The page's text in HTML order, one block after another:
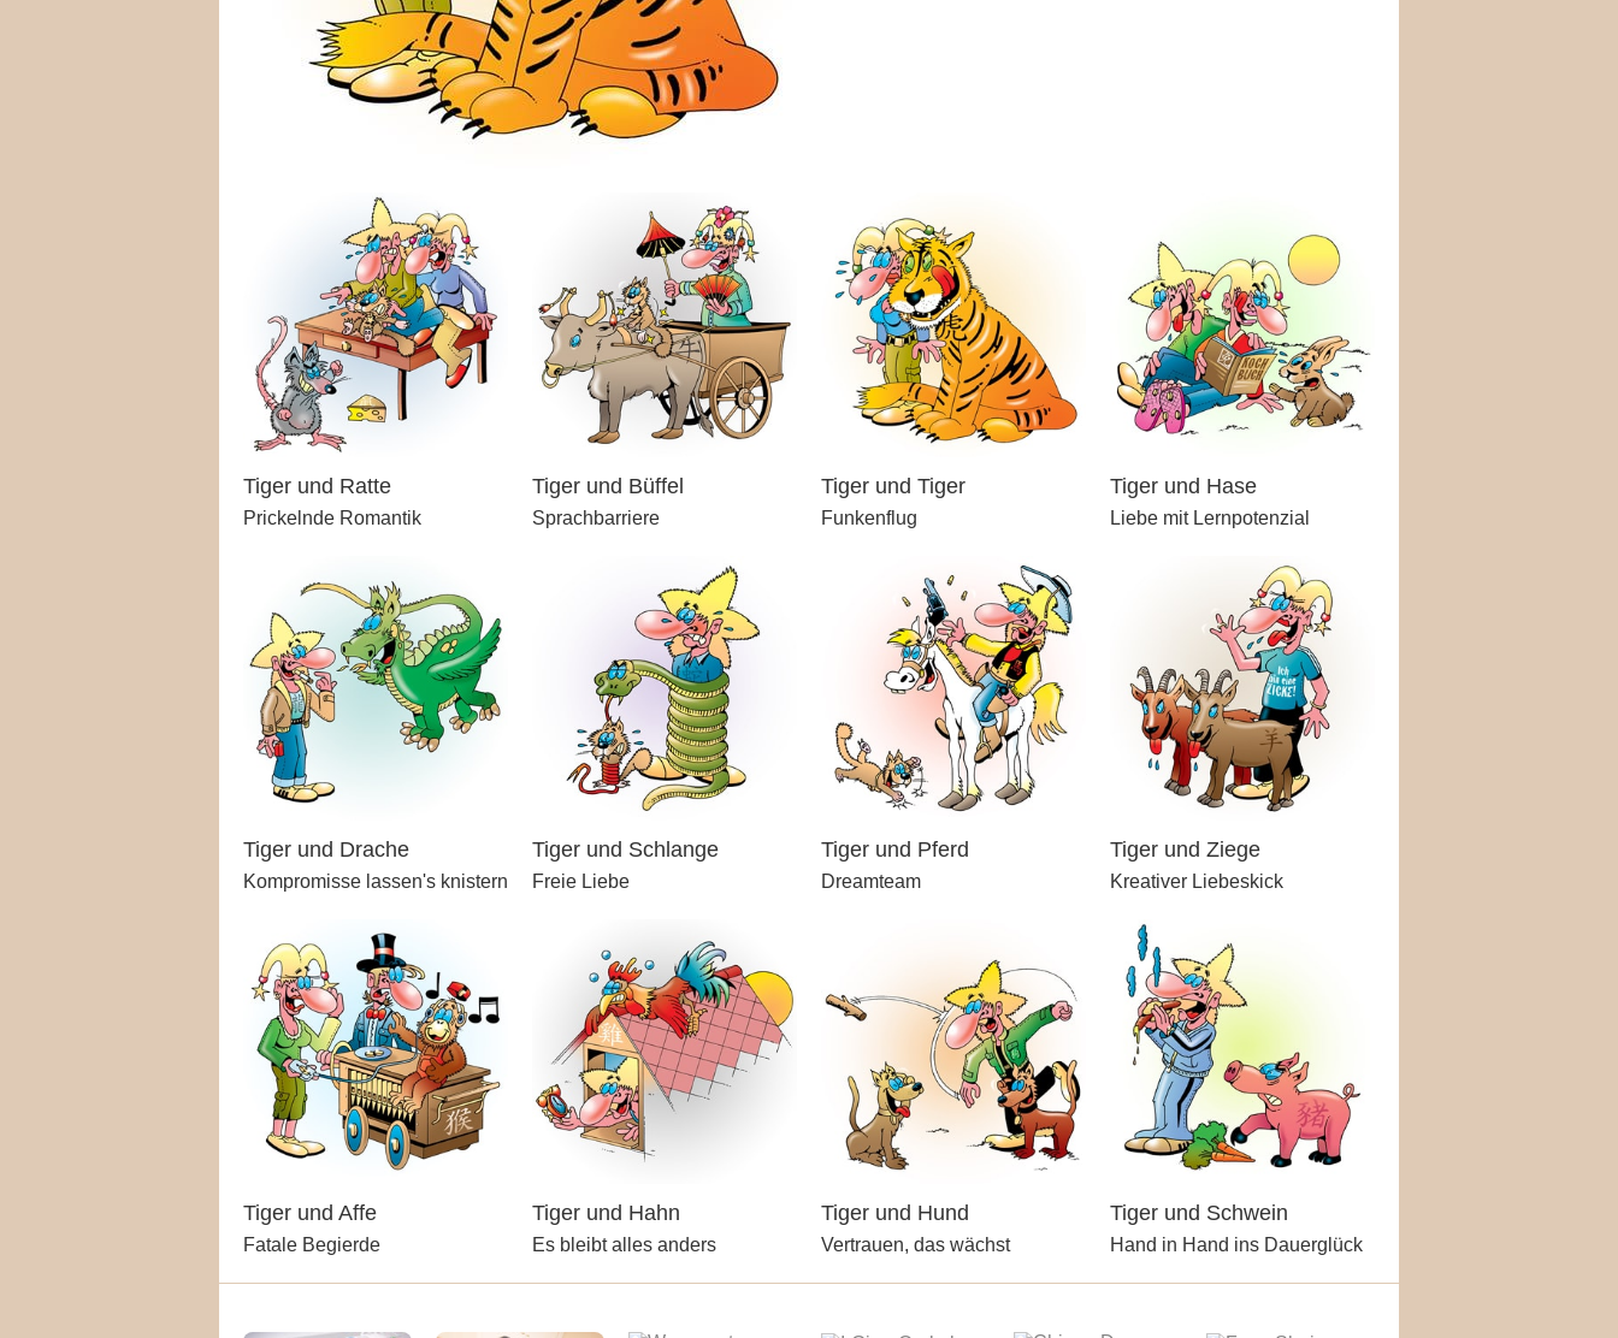
Tiger und Ratte
Prickelnde Romantik
Tiger und Büffel
Sprachbarriere
Tiger und Tiger
Funkenflug
Tiger und Hase
Liebe mit Lernpotenzial
Tiger und Drache
Kompromisse lassen's knistern
Tiger und Schlange
Freie Liebe
Tiger und Pferd
Dreamteam
Tiger und Ziege
Kreativer Liebeskick
Tiger und Affe
Fatale Begierde
Tiger und Hahn
Es bleibt alles anders
Tiger und Hund
Vertrauen, das wächst
Tiger und Schwein
Hand in Hand ins Dauerglück